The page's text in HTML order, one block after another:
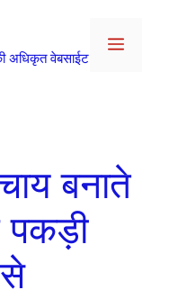
अधिकृत वेबसाईट
Menu
बनाते